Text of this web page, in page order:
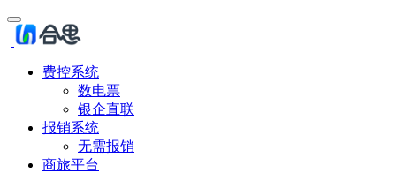
费控系统
数电票
银企直联
报销系统
无需报销
商旅平台